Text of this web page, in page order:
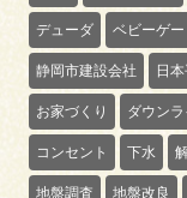
デューダ ベビーゲー
静岡市建設会社 日
お家づくり ダウンラ
コンセント 下水
地盤調査 地盤改良